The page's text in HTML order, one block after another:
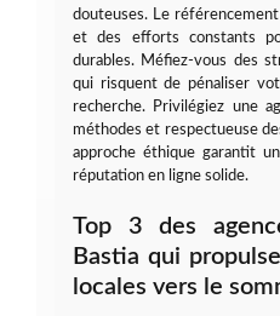
douteuses. Le
et des efforts constants
durables. Méfiez-vous des
qui risquent de pénaliser
recherche. Privilégiez une
méthodes et respectueuse
approche éthique garantit
réputation en ligne solide.
Top 3 des
Bastia qui
locales vers le